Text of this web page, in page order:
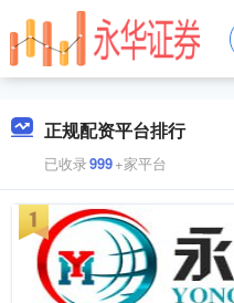
正规配资平台排行
已收录999+家平台